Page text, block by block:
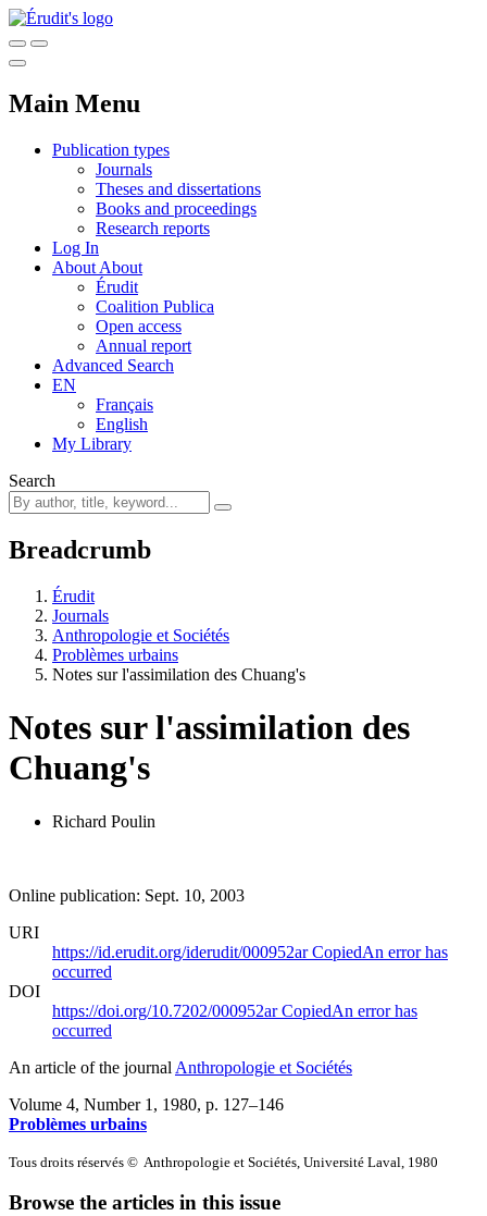
Main Menu
Publication types
Journals
Theses and dissertations
Books and proceedings
Research reports
Log In
About About
Érudit
Coalition Publica
Open access
Annual report
Advanced Search
EN
Français
English
My Library
Search
Breadcrumb
Érudit
Journals
Anthropologie et Sociétés
Problèmes urbains
Notes sur l'assimilation des Chuang's
Notes sur l'assimilation des
Chuang's
Richard Poulin
Online publication: Sept. 10, 2003
URI
https://id.erudit.org/iderudit/000952arCopiedAn error has
occurred
DOI
https://doi.org/10.7202/000952arCopiedAn error has
occurred
An article of the journal Anthropologie et Sociétés
Volume 4, Number 1, 1980, p. 127–146
Problèmes urbains
Tous droits réservés © Anthropologie et Sociétés, Université Laval, 1980
Browse the articles in this issue